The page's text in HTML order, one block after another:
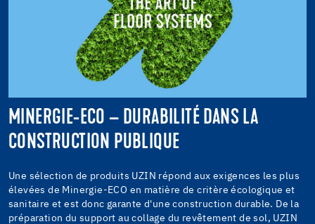
MINERGIE-ECO – DURABILITÉ DANS LA
CONSTRUCTION PUBLIQUE
Une sélection de produits UZIN répond aux exigences les plus
élevées de Minergie-ECO en matière de critère écologique et
sanitaire et est donc garante d'une construction durable. De la
préparation du support au collage du revêtement de sol, UZIN